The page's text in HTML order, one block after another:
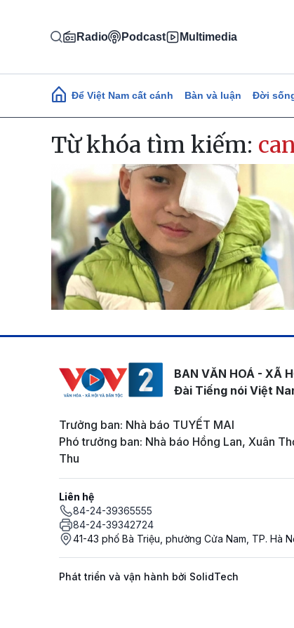
Radio Podcast Multimedia
Main navigation
Để Việt Nam cất cánh Bàn và luận Đời
Từ khóa tìm kiếm:
BAN VĂN HOÁ - XÃ
Đài Tiếng nói Việt
Trưởng ban: Nhà báo TUYẾT MAI
Phó trưởng ban: Nhà báo Hồng Lan, Xuân
Thu
Liên hệ
84-24-39365555
84-24-39342724
41-43 phố Bà Triệu, phường Cửa Nam, TP. Hà
Phát triển và vận hành bởi SolidTech